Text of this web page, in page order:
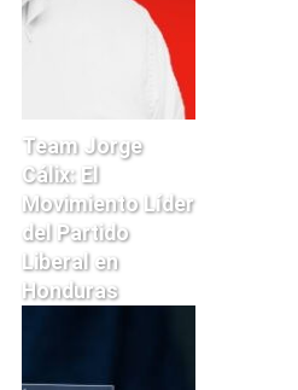
Team Jorge
Cálix: El
Movimiento Líder
del Partido
Liberal en
Honduras